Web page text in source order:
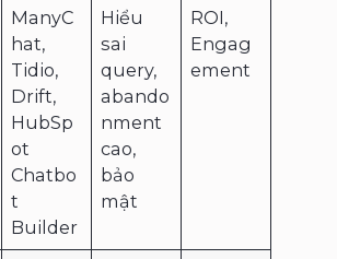
ManyC
hat,
Tidio,
Drift,
HubSp
ot
Chatbo
t
Builder
Hiểu
sai
query,
abando
nment
cao,
bảo
mật
ROI,
Engag
ement